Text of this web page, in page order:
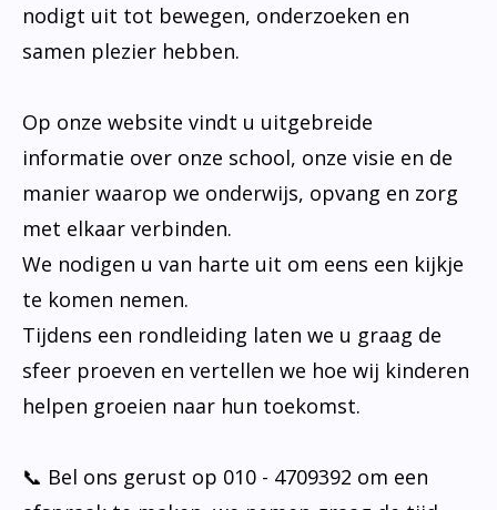
nodigt uit tot bewegen, onderzoeken en
samen plezier hebben.
Op onze website vindt u uitgebreide
informatie over onze school, onze visie en de
manier waarop we onderwijs, opvang en zorg
met elkaar verbinden.
We nodigen u van harte uit om eens een kijkje
te komen nemen.
Tijdens een rondleiding laten we u graag de
sfeer proeven en vertellen we hoe wij kinderen
helpen groeien naar hun toekomst.
📞 Bel ons gerust op 010 - 4709392 om een